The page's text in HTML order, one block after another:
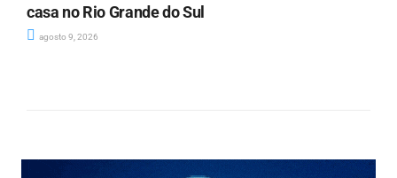
casa no Rio Grande do Sul
agosto 9, 2026